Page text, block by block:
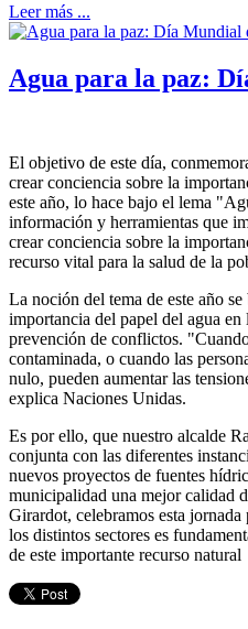
Leer más ...
Agua para la paz:
El objetivo de este día,
crear conciencia sobre la
este año, lo hace bajo el lema
información y herramientas que
crear conciencia sobre la
recurso vital para la salud de la
La noción del tema de este año
importancia del papel del agua
prevención de conflictos. "Cuando
contaminada, o cuando las
nulo, pueden aumentar las
explica Naciones Unidas.
Es por ello, que nuestro alcalde
conjunta con las diferentes
nuevos proyectos de fuentes
municipalidad una mejor calidad
Girardot, celebramos esta
los distintos sectores es
de este importante recurso natural